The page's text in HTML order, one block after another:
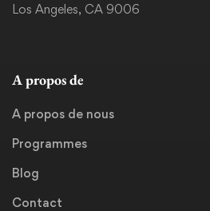
Los Angeles, CA 9006
A propos de
A propos de nous
Programmes
Blog
Contact